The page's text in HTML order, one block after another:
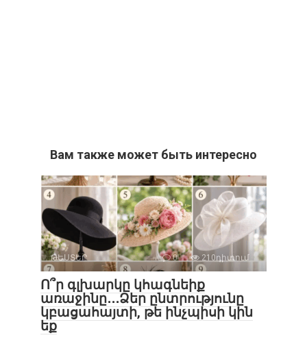
Вам также может быть интересно
ԹԵՍՏԵՐ 0 210դիտում
Ո՞ր գլխարկը կհագնեիք
առաջինը․․․Ձեր ընտրությունը
կբացահայտի, թե ինչպիսի կին
եք